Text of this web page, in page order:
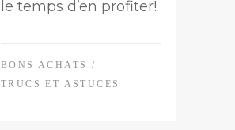
le temps d’en profiter!
BONS ACHATS
/
TRUCS ET ASTUCES